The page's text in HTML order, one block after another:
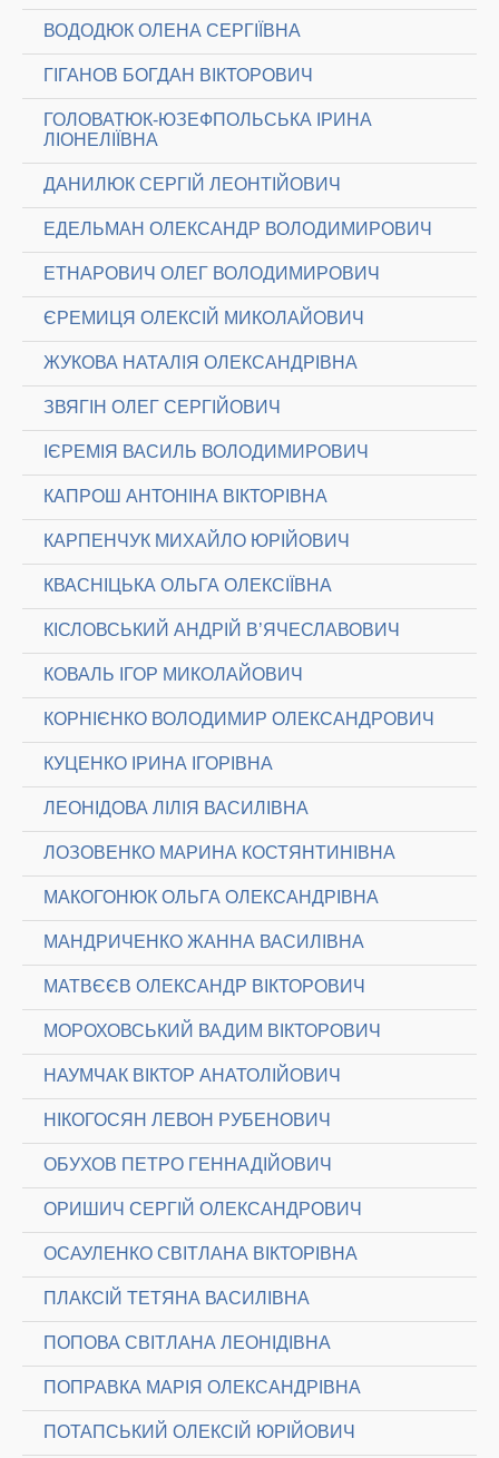
ВОДОДЮК ОЛЕНА СЕРГІЇВНА
ГІГАНОВ БОГДАН ВІКТОРОВИЧ
ГОЛОВАТЮК-ЮЗЕФПОЛЬСЬКА ІРИНА
ЛІОНЕЛІЇВНА
ДАНИЛЮК СЕРГІЙ ЛЕОНТІЙОВИЧ
ЕДЕЛЬМАН ОЛЕКСАНДР ВОЛОДИМИРОВИЧ
ЕТНАРОВИЧ ОЛЕГ ВОЛОДИМИРОВИЧ
ЄРЕМИЦЯ ОЛЕКСІЙ МИКОЛАЙОВИЧ
ЖУКОВА НАТАЛІЯ ОЛЕКСАНДРІВНА
ЗВЯГІН ОЛЕГ СЕРГІЙОВИЧ
ІЄРЕМІЯ ВАСИЛЬ ВОЛОДИМИРОВИЧ
КАПРОШ АНТОНІНА ВІКТОРІВНА
КАРПЕНЧУК МИХАЙЛО ЮРІЙОВИЧ
КВАСНІЦЬКА ОЛЬГА ОЛЕКСІЇВНА
КІСЛОВСЬКИЙ АНДРІЙ В’ЯЧЕСЛАВОВИЧ
КОВАЛЬ ІГОР МИКОЛАЙОВИЧ
КОРНІЄНКО ВОЛОДИМИР ОЛЕКСАНДРОВИЧ
КУЦЕНКО ІРИНА ІГОРІВНА
ЛЕОНІДОВА ЛІЛІЯ ВАСИЛІВНА
ЛОЗОВЕНКО МАРИНА КОСТЯНТИНІВНА
МАКОГОНЮК ОЛЬГА ОЛЕКСАНДРІВНА
МАНДРИЧЕНКО ЖАННА ВАСИЛІВНА
МАТВЄЄВ ОЛЕКСАНДР ВІКТОРОВИЧ
МОРОХОВСЬКИЙ ВАДИМ ВІКТОРОВИЧ
НАУМЧАК ВІКТОР АНАТОЛІЙОВИЧ
НІКОГОСЯН ЛЕВОН РУБЕНОВИЧ
ОБУХОВ ПЕТРО ГЕННАДІЙОВИЧ
ОРИШИЧ СЕРГІЙ ОЛЕКСАНДРОВИЧ
ОСАУЛЕНКО СВІТЛАНА ВІКТОРІВНА
ПЛАКСІЙ ТЕТЯНА ВАСИЛІВНА
ПОПОВА СВІТЛАНА ЛЕОНІДІВНА
ПОПРАВКА МАРІЯ ОЛЕКСАНДРІВНА
ПОТАПСЬКИЙ ОЛЕКСІЙ ЮРІЙОВИЧ